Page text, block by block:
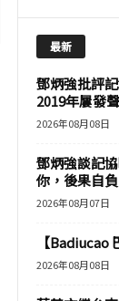
最新
鄧炳強批評
2019年屢發
2026年08月08日
鄧炳強談記
你，後果自
2026年08月07日
【Badiucao
2026年08月08日